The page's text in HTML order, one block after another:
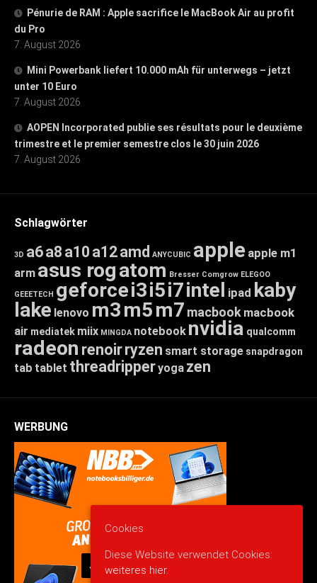
Pénurie de RAM : Apple sacrifice le MacBook Air au profit
du Pro
7. August 2026
Mini Powerbank liefert 10.000 mAh für unterwegs – jetzt
unter 10 Euro
7. August 2026
AOPEN Incorporated publie ses résultats pour le deuxième
trimestre et le premier semestre clos le 30 juin 2026
7. August 2026
Schlagwörter
3D a6a8 a10 a12amd ANYCUBIC apple apple m1
arm asus rogatom Bresser Comgrow ELEGOO
GEEETECH geforcei3i5i7intel ipad kaby
lake lenovo m3m5m7 macbook macbook
air mediatek miix MINGDA notebook nvidia qualcomm
radeon renoirryzen smart storage snapdragon
tab tablet threadripperyoga zen
WERBUNG
Cookies
Diese Website verwendet Cookies:
weiteres hier.